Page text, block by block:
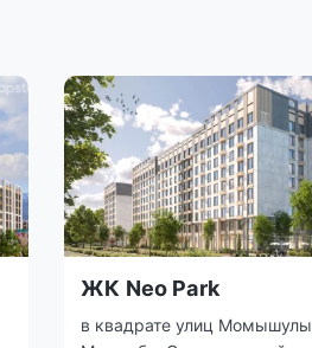
ЖК Neo Park
в квадрате улиц